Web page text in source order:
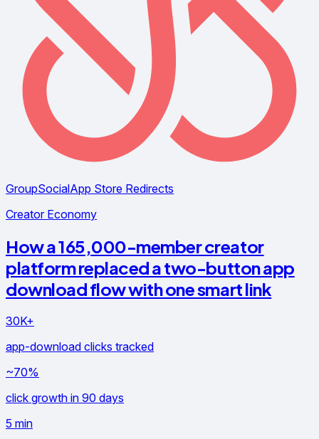
GroupSocialApp Store Redirects
Creator Economy
How a 165,000-member creator
platform replaced a two-button app
download flow with one smart link
30K+
app-download clicks tracked
~70%
click growth in 90 days
5 min